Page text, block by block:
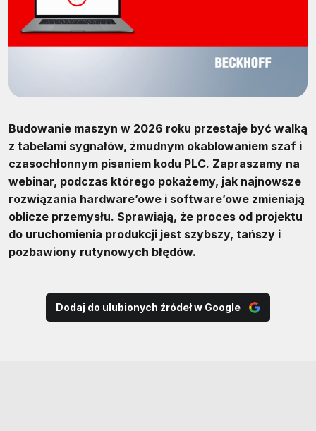
Budowanie maszyn w 2026 roku przestaje być walką
z tabelami sygnałów, żmudnym okablowaniem szaf i
czasochłonnym pisaniem kodu PLC. Zapraszamy na
webinar, podczas którego pokażemy, jak najnowsze
rozwiązania hardware’owe i software’owe zmieniają
oblicze przemysłu. Sprawiają, że proces od projektu
do uruchomienia produkcji jest szybszy, tańszy i
pozbawiony rutynowych błędów.
Dodaj do ulubionych źródeł w Google